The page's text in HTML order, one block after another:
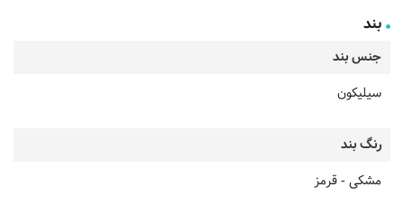
بند
جنس بند
سیلیکون
رنگ بند
مشکی - قرمز